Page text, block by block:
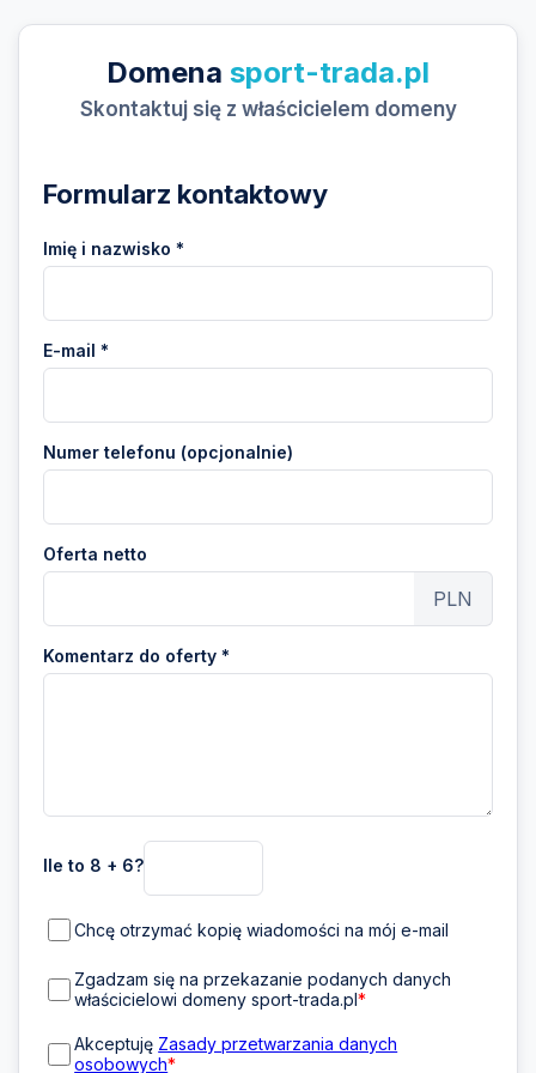
Domena sport-trada.pl
Skontaktuj się z właścicielem domeny
Formularz kontaktowy
Imię i nazwisko *
E-mail *
Numer telefonu (opcjonalnie)
Oferta netto
PLN
Komentarz do oferty *
Ile to 8 + 6?
Chcę otrzymać kopię wiadomości na mój e-mail
Zgadzam się na przekazanie podanych danych
właścicielowi domeny sport-trada.pl*
Akceptuję Zasady przetwarzania danych
osobowych*